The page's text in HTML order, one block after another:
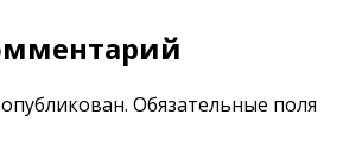
Обязательные поля